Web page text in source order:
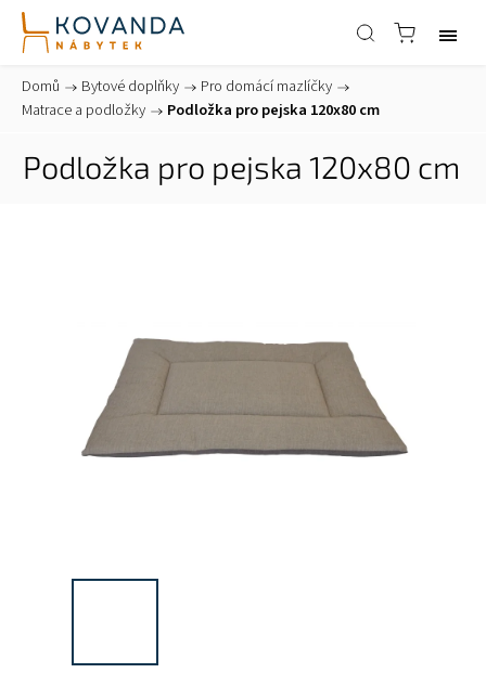
Domů / Bytové doplňky / Pro domácí mazlíčky /
Matrace a podložky / Podložka pro pejska 120x80 cm
Podložka pro pejska 120x80 cm